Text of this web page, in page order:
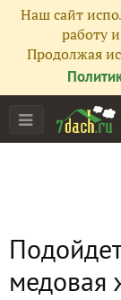
Наш сайт
работу
Продолжая
медовая